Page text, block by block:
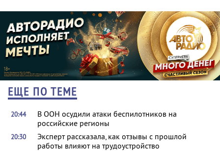
ЕЩЕ ПО ТЕМЕ
20:44
В ООН осудили атаки беспилотников на
российские регионы
20:30
Эксперт рассказала, как отзывы с прошлой
работы влияют на трудоустройство